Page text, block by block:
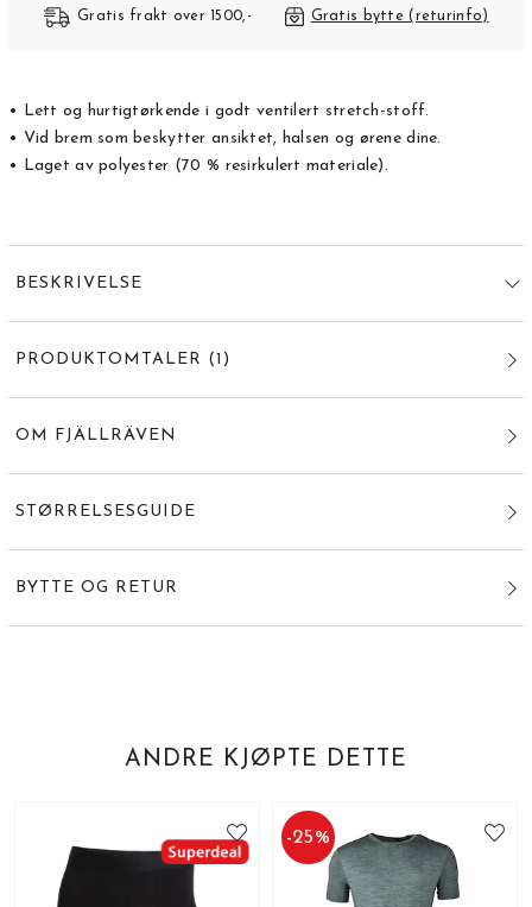
Gratis frakt over 1500,- Gratis bytte (returinfo)
• Lett og hurtigtørkende i godt ventilert stretch-stoff.
• Vid brem som beskytter ansiktet, halsen og ørene dine.
• Laget av polyester (70 % resirkulert materiale).
BESKRIVELSE
PRODUKTOMTALER (1 )
OM FJÄLLRÄVEN
STØRRELSESGUIDE
BYTTE OG RETUR
ANDRE KJØPTE DETTE
-25%